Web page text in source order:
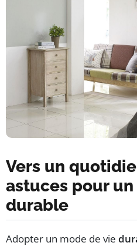
Vers un
astuces pour
durable
Adopter un mode de vie